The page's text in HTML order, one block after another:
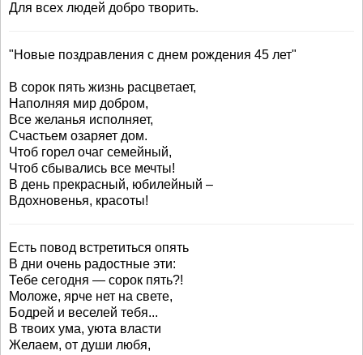
Для всех людей добро творить.
"Новые поздравления с днем рождения 45 лет"
В сорок пять жизнь расцветает,
Наполняя мир добром,
Все желанья исполняет,
Счастьем озаряет дом.
Чтоб горел очаг семейный,
Чтоб сбывались все мечты!
В день прекрасный, юбилейный –
Вдохновенья, красоты!
Есть повод встретиться опять
В дни очень радостные эти:
Тебе сегодня — сорок пять?!
Моложе, ярче нет на свете,
Бодрей и веселей тебя...
В твоих ума, уюта власти
Желаем, от души любя,